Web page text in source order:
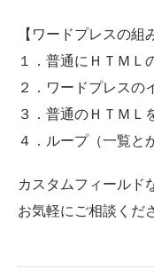
【ワードプレスの組
１．普通にＨＴＭＬ
２．ワードプレスの
３．普通のＨＴＭＬ
４．ループ（一覧と
カスタムフィールド
お気軽にご相談くだ